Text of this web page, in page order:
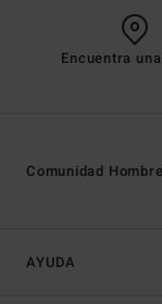
Encuentra
AYUDA
Comunidad Hombre